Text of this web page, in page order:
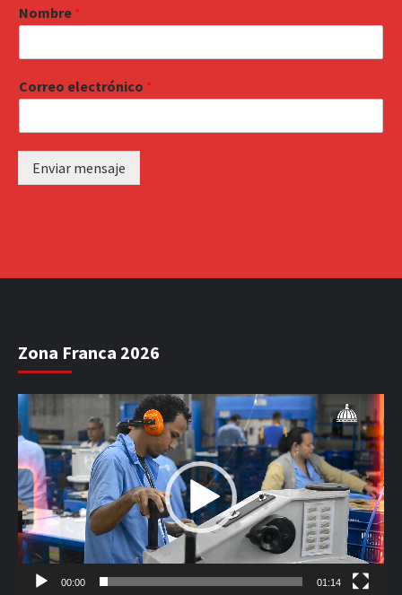
Nombre *
Correo electrónico *
Enviar mensaje
Zona Franca 2026
Reproductor
de
vídeo
00:00 01:14